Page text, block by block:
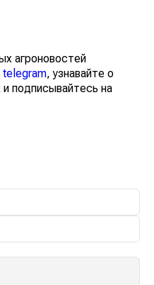
агроновостей
telegram, узнавайте о
и подписывайтесь на